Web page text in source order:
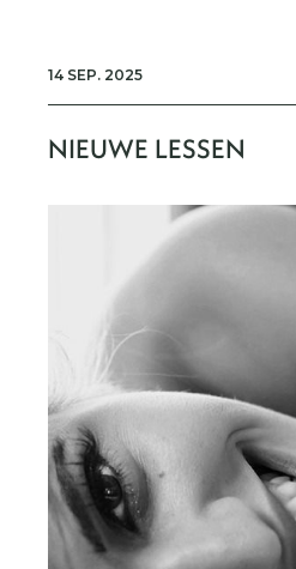
14 SEP. 2025
NIEUWE LESSEN